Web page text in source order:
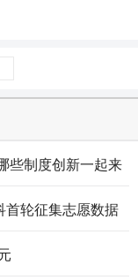
些制度创新一起来
首轮征集志愿数据